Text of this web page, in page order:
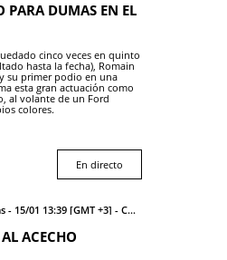
PARA DUMAS EN EL
cinco veces en quinto
hasta la fecha), Romain
su primer podio en una
esta gran actuación como
al volante de un Ford
colores.
En directo
15/01 13:39 [GMT +3] - Coche
ACECHO